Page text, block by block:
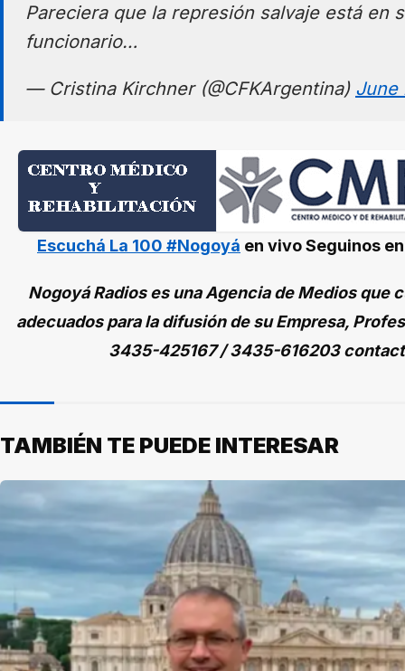
Pareciera que la represión salvaje está en
funcionario…
— Cristina Kirchner (@CFKArgentina) June
Escuchá La 100 #Nogoyá en vivoSeguinos
Nogoyá Radios es una Agencia de Medios
adecuados para la difusión de su Empresa,
3435-425167 / 3435-616203
TAMBIÉN TE PUEDE INTERESAR